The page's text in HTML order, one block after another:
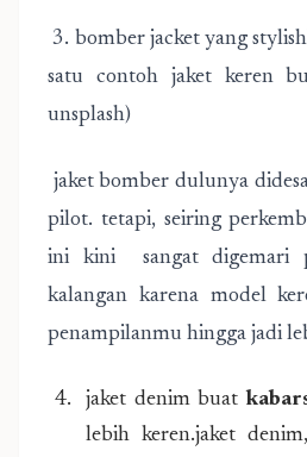
3. bomber jacket yang
satu contoh jaket keren
unsplash)
jaket bomber dulunya
pilot. tetapi, seiring
ini kini sangat digemari
kalangan karena model
penampilanmu hingga jadi
jaket denim buat
lebih keren.jaket